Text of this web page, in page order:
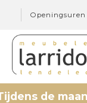
Openingsuren
maand juli